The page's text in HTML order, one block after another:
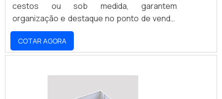
cestos ou sob medida, garantem
organização e destaque no ponto de venda,
sempre alinhados à identidade visual da sua
marca. Ideais para diversos segmentos do
varejo, oferecem durabilidade e exposição
espaço e valorizam seus produtos. Solicite
COTAR AGORA